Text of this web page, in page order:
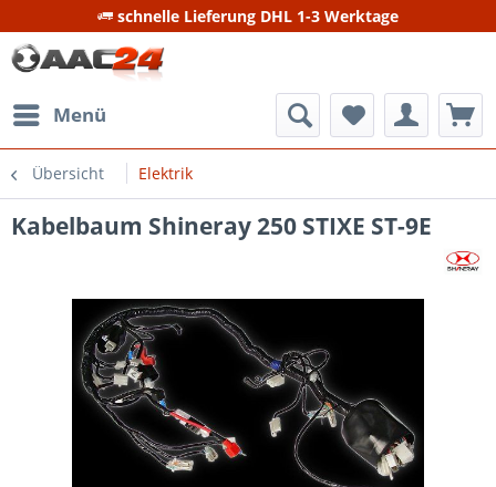
schnelle Lieferung DHL 1-3 Werktage
Menü
Übersicht Elektrik
Kabelbaum Shineray 250 STIXE ST-9E